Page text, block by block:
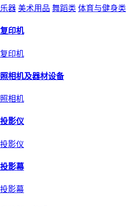
乐器 美术用品 舞蹈类 体育与健身类
复印机
复印机
照相机及器材设备
照相机
投影仪
投影仪
投影幕
投影幕